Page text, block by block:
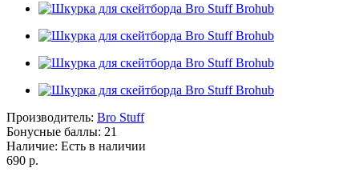
Производитель: Bro Stuff
Бонусные баллы: 21
Наличие: Есть в наличии
690 р.